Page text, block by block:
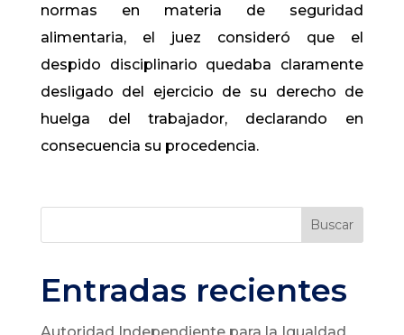
normas en materia de seguridad
alimentaria, el juez consideró que el
despido disciplinario quedaba claramente
desligado del ejercicio de su derecho de
huelga del trabajador, declarando en
consecuencia su procedencia.
Buscar
Entradas recientes